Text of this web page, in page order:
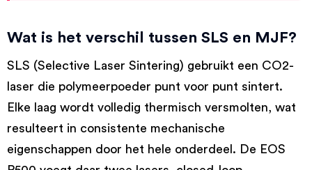
Wat is het verschil tussen SLS en MJF?
SLS (Selective Laser Sintering) gebruikt een CO2-
laser die polymeerpoeder punt voor punt sintert.
Elke laag wordt volledig thermisch versmolten, wat
resulteert in consistente mechanische
eigenschappen door het hele onderdeel. De EOS